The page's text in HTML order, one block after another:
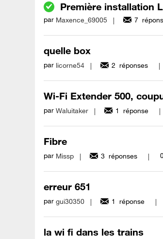
Première installation
par Maxence_69005 7
quelle box
par licorne54 2 réponses
Wi-Fi Extender 500,
par Waluitaker 1 réponse
Fibre
par Missp 3 réponses
erreur 651
par gui30350 1 réponse
la wi fi dans les trains